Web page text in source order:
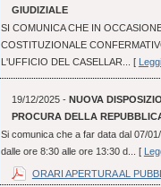
GIUDIZIALE
SI COMUNICA CHE IN
COSTITUZIONALE
L'UFFICIO DEL CASELLAR... [
19/12/2025 - NUOVA
PROCURA DELLA
Si comunica che a far data dal 07/
dalle ore 8:30 alle ore 13:30 d... [
ORARI APERTURA AL